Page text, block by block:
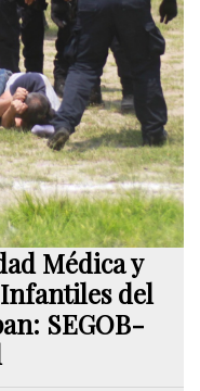
Médica y
del
SEGOB-